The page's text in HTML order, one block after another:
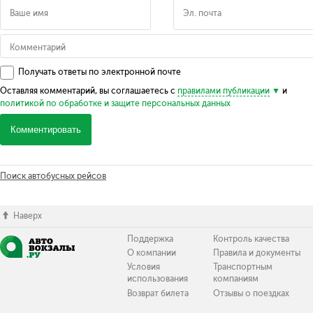
Получать ответы по электронной почте
Оставляя комментарий, вы соглашаетесь с правилами публикации
и
политикой по обработке и защите персональных данных
Комментировать
Поиск автобусных рейсов
Наверх
Поддержка
О компании
Условия
использования
Возврат билета
Контроль качества
Правила и документы
Транспортным
компаниям
Отзывы о поездках